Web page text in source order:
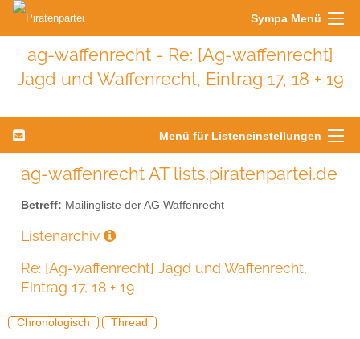
Sympa Menü
ag-waffenrecht - Re: [Ag-waffenrecht]
Jagd und Waffenrecht, Eintrag 17, 18 + 19
Menü für Listeneinstellungen
ag-waffenrecht AT lists.piratenpartei.de
Betreff: Mailingliste der AG Waffenrecht
Listenarchiv
Re: [Ag-waffenrecht] Jagd und Waffenrecht,
Eintrag 17, 18 + 19
Chronologisch Thread